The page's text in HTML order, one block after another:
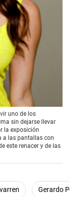
uno de los
sin dejarse llevar
la exposición
a las pantallas con
este renacer y de las
Gerardo